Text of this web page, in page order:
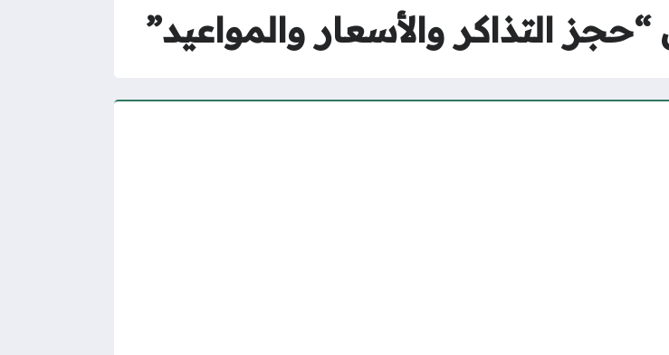
التذاكر والأسعار والمواعيد”